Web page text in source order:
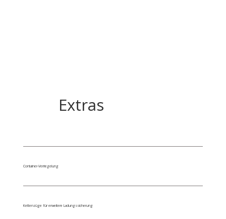
Extras
Container-Verriegelung
Kettenzüge für erweitere Ladungssicherung